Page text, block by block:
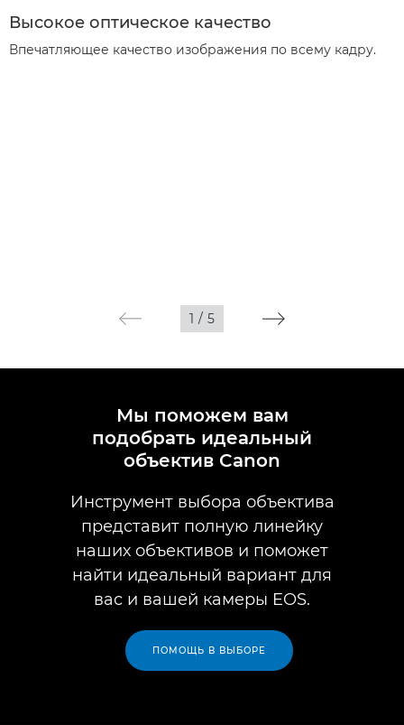
Высокое оптическое качество
Впечатляющее качество изображения по всему кадру.
1 / 5
Мы поможем вам
подобрать идеальный
объектив Canon
Инструмент выбора объектива
представит полную линейку
наших объективов и поможет
найти идеальный вариант для
вас и вашей камеры EOS.
ПОМОЩЬ В ВЫБОРЕ